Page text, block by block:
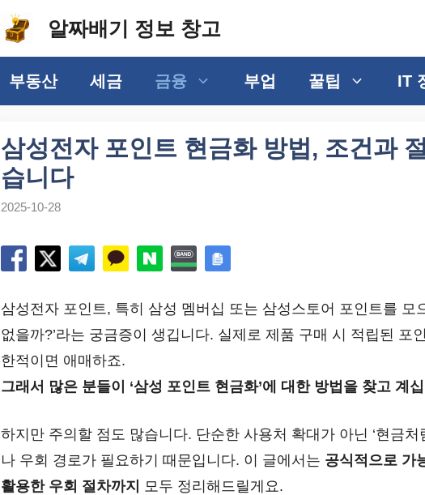
알짜배기 정보 창고
부동산 세금 금융 부업 꿀팁 IT
삼성전자 포인트 현금화 방법, 조건과
습니다
2025-10-28
삼성전자 포인트, 특히 삼성 멤버십 또는 삼성스토어 포인트를 모
없을까?’라는 궁금증이 생깁니다. 실제로 제품 구매 시 적립된 포
한적이면 애매하죠.
그래서 많은 분들이 ‘삼성 포인트 현금화’에 대한 방법을 찾고 계
하지만 주의할 점도 많습니다. 단순한 사용처 확대가 아닌 ‘현금처
나 우회 경로가 필요하기 때문입니다. 이 글에서는 공식적으로 가
활용한 우회 절차까지
모두 정리해드릴게요.